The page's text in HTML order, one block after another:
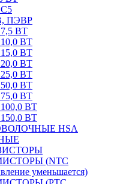
С5
ПЭВР
7,5 ВТ
10,0 ВТ
ВТ
ВТ
25,0 ВТ
ВТ
75,0 ВТ
ВТ
ВТ
HSA
(NTC
уменьшается)